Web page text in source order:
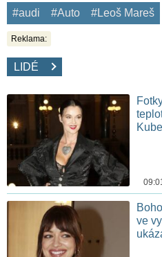
#audi #Auto #Leoš Mareš
Reklama:
LIDÉ
ve